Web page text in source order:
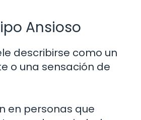
Ansioso
describirse como un
o una sensación de
en personas que